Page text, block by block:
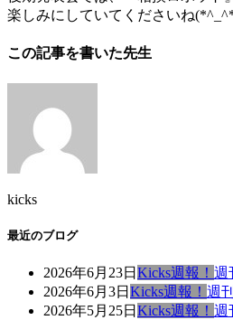
楽しみにしていてくださいね
この記事を書いた先生
kicks
最近のブログ
2026年6月23日 Kicks週報！ 週
2026年6月3日 Kicks週報！ 週
2026年5月25日 Kicks週報！ 週